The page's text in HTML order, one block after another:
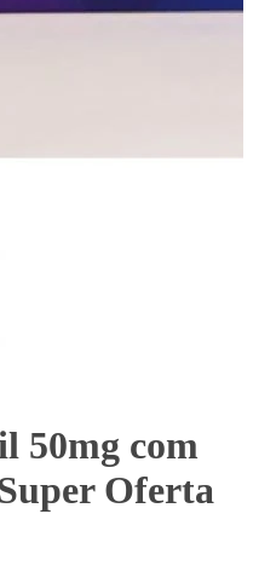
50mg com
Oferta